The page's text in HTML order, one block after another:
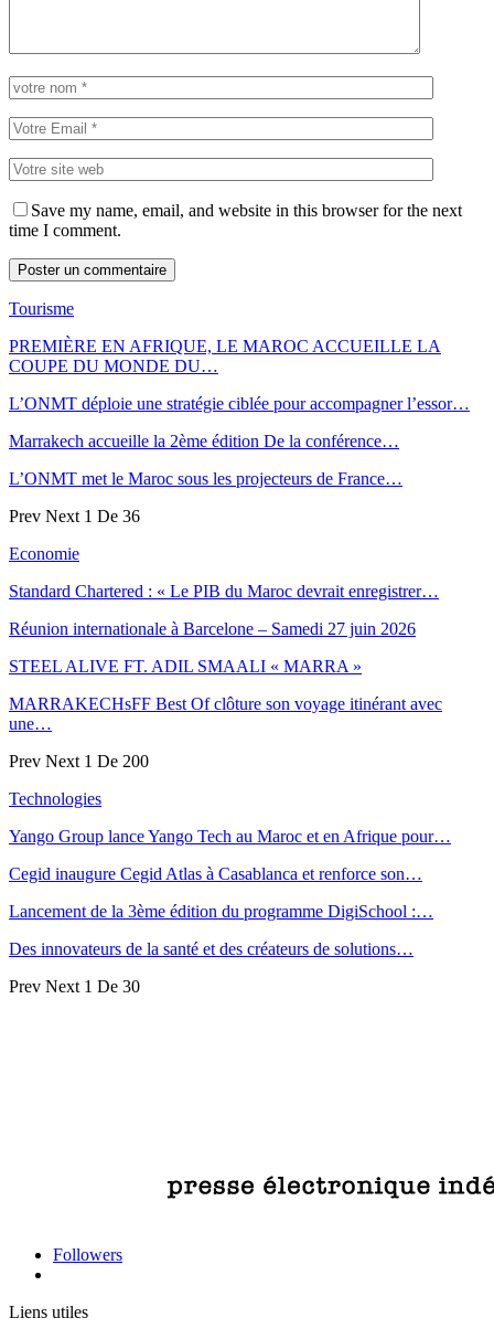
Save my name, email, and website in this browser for the next
time I comment.
Tourisme
PREMIÈRE EN AFRIQUE, LE MAROC ACCUEILLE LA
COUPE DU MONDE DU…
L’ONMT déploie une stratégie ciblée pour accompagner l’essor…
Marrakech accueille la 2ème édition De la conférence…
L’ONMT met le Maroc sous les projecteurs de France…
Prev Next 1 De 36
Economie
Standard Chartered : « Le PIB du Maroc devrait enregistrer…
Réunion internationale à Barcelone – Samedi 27 juin 2026
STEEL ALIVE FT. ADIL SMAALI « MARRA »
MARRAKECHsFF Best Of clôture son voyage itinérant avec
une…
Prev Next 1 De 200
Technologies
Yango Group lance Yango Tech au Maroc et en Afrique pour…
Cegid inaugure Cegid Atlas à Casablanca et renforce son…
Lancement de la 3ème édition du programme DigiSchool :…
Des innovateurs de la santé et des créateurs de solutions…
Prev Next 1 De 30
Followers
Liens utiles